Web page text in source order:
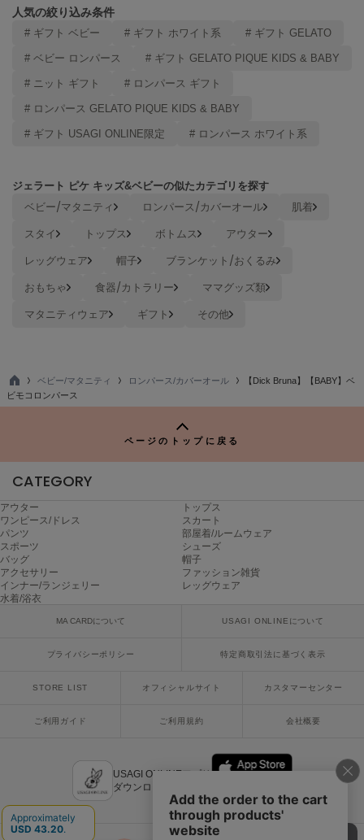
テバ
The Barnnet
ザバーネット
THE NORTH FACE
TODAYFUL
TSURU by Mariko Oikawa
ツルバイマリコオイカワ
アグ
アンダーソン アンダーソン
URBAN RESEARCH ROSSO
アーバンリサーチ ロッソ
USAGI Gallery
USAGI Gift
ウサギギフト
USAGI Item
ウサギアイテム
USAGI Vintage
人気の絞り込み条件
# ギフト ベビー # ギフト ホワイト系 # ギフト GELATO
# ベビー ロンパース # ギフト GELATO PIQUE KIDS & BABY
# ニット ギフト # ロンパース ギフト
# ロンパース GELATO PIQUE KIDS & BABY
# ギフト USAGI ONLINE限定 # ロンパース ホワイト系
ジェラート ピケ キッズ&ベビーの似たカテゴリを探す
ベビー/マタニティ ロンパース/カバーオール
肌着
スタイ
トップス ボトムス
アウター
レッグウェア
帽子
ブランケット/おくるみ
おもちゃ
食器/カトラリー
ママグッズ類
マタニティウェア
ギフト その他
TO
P
ベビー/マタニティ ロンパース/カバーオール
【Dick Bruna】【BABY】ベ
ビモコロンパース
ページのトップに戻る
CATEGORY
アウター
トップス
ワンピース/ドレス
スカート
パンツ
部屋着/ルームウェア
スポーツ
シューズ
バッグ
帽子
アクセサリー
ファッション雑貨
インナー/ランジェリー
レッグウェア
水着/浴衣
MA CARDについて USAGI ONLINEについて
プライバシーポリシー 特定商取引法に基づく表示
STORE LIST オフィシャルサイト カスタマーセンター
ご利用ガイド ご利用規約 会社概要
USAGI ONLINEアプリ
ダウンロードはこちら